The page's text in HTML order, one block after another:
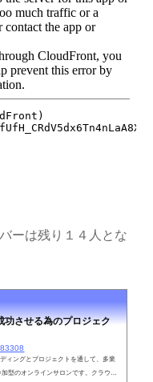
ーは残り１４人とな
功させる為のプロジェク
ィングとプロジェクトを通して、多業
型のオンラインサロンです。クラウド